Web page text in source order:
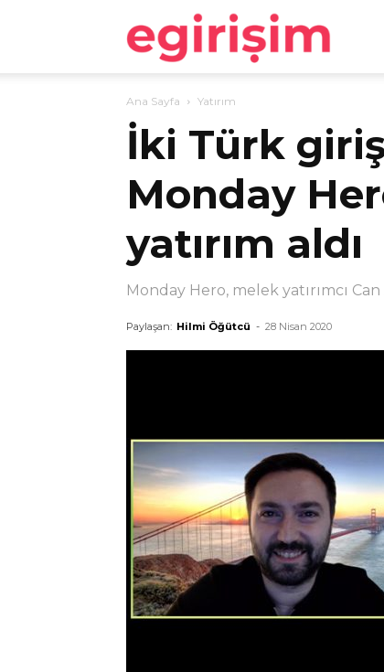
egirişim
Ana Sayfa Yatırım
İki Türk
Monday
yatırım aldı
Monday Hero, melek yatırımcı
Paylaşan: Hilmi Öğütcü - 28 Nisan 2020